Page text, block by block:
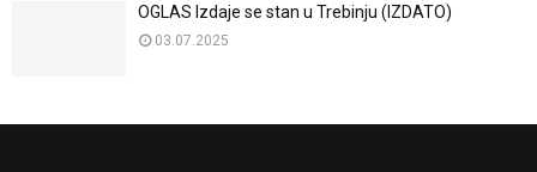
OGLAS Izdaje se stan u Trebinju (IZDATO)
03.07.2025